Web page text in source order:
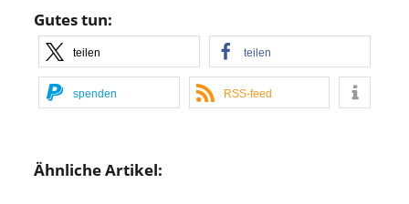
lesenswerte (Fach-) Bücher und Blogs.
Weitere Infos über mich könnt Ihr gerne auf meiner
"Über mich" Seite
nachlesen.
Gutes tun:
teilen teilen
spenden RSS-feed
Ähnliche Artikel: